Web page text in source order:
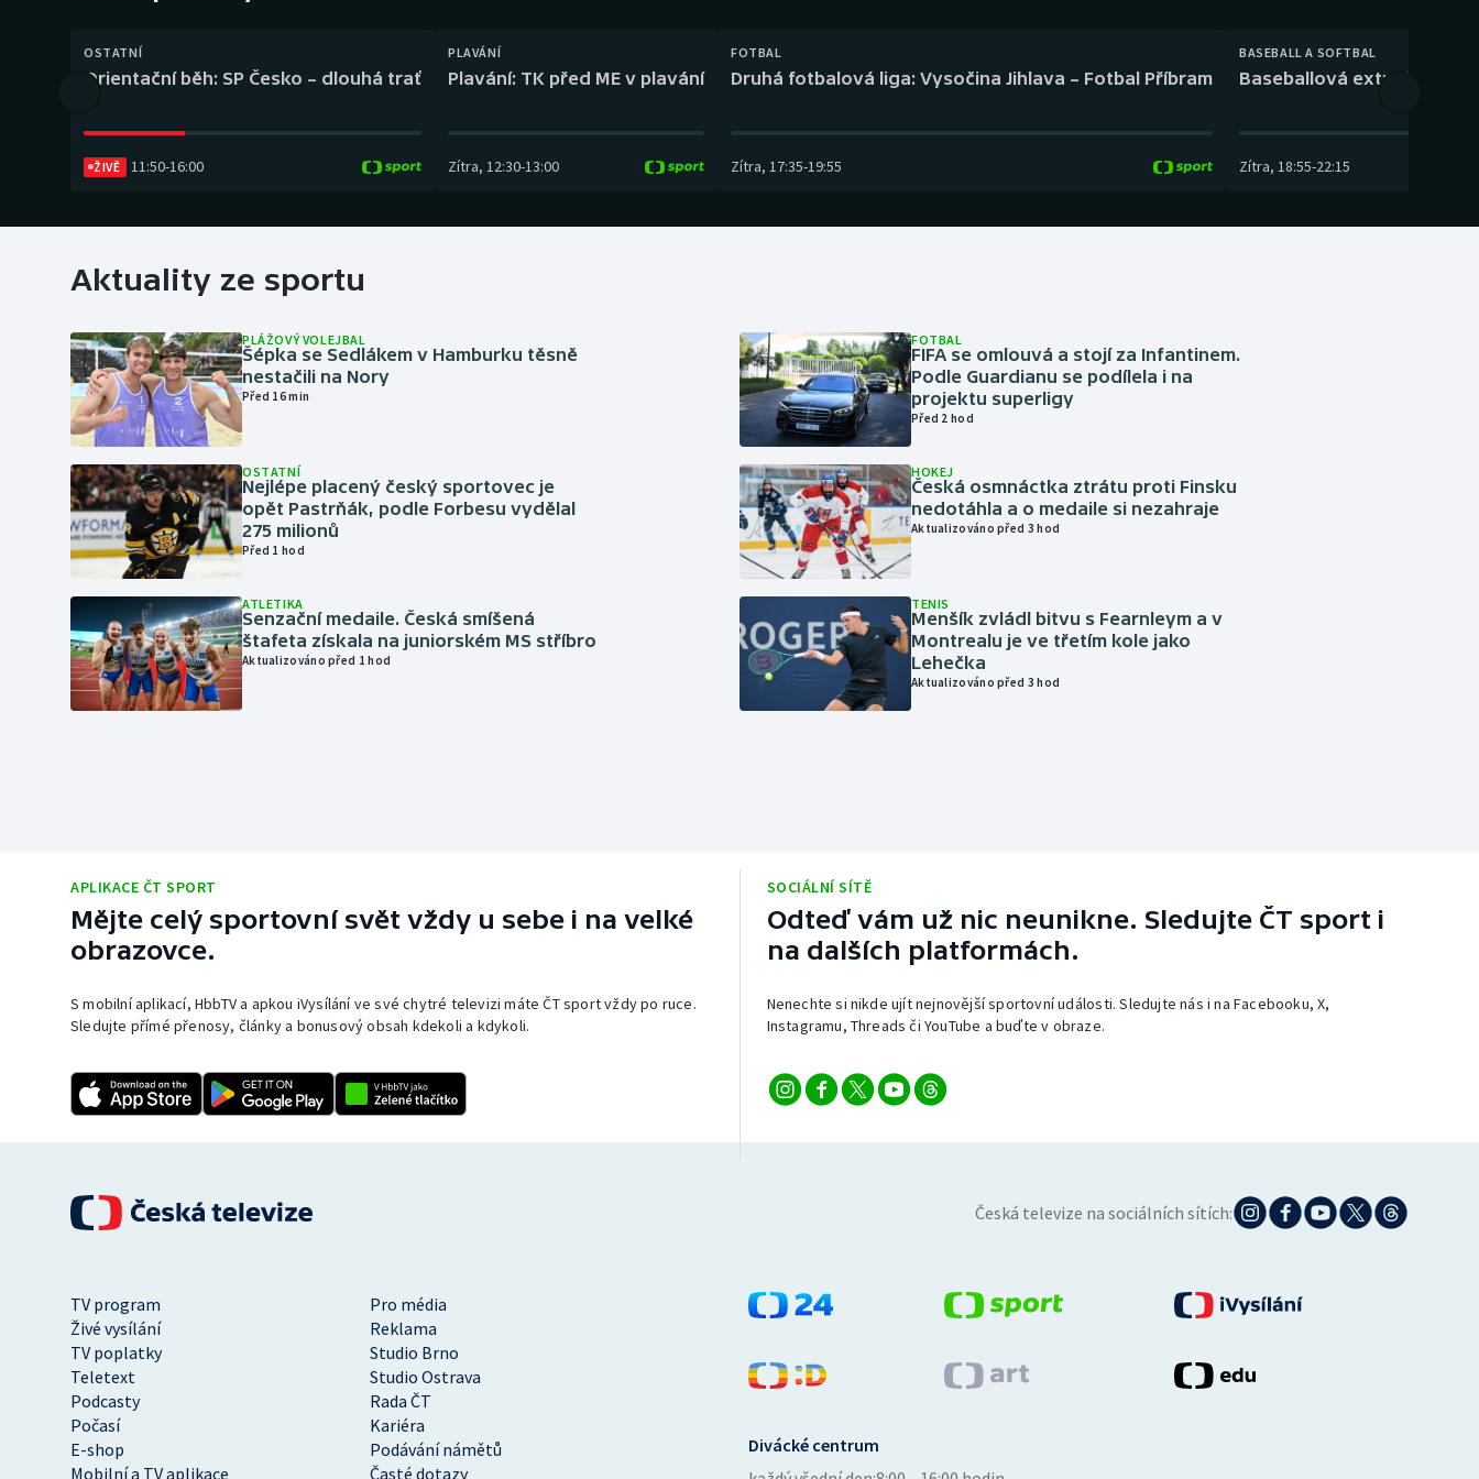
Futsal
Gymnastika
Parasport Volejbal
OSTATNÍ
Orientační běh: SP Česko – dlouhá trať
ŽIVĚ 11:50-16:00
PLAVÁNÍ
Plavání: TK před ME v plavání
Zítra, 12:30-13:00
FOTBAL
Druhá fotbalová liga: Vysočina Jihlava – Fotbal Příbram
Zítra, 17:35-19:55
BASEBALL A SOFTBAL
Baseballová extraliga:
Zítra, 18:55-22:15
Aktuality ze sportu
PLÁŽOVÝ VOLEJBAL
Šépka se Sedlákem v Hamburku těsně
nestačili na Nory
Před 16 min
OSTATNÍ
Nejlépe placený český sportovec je
opět Pastrňák, podle Forbesu vydělal
275 milionů
Před 1 hod
ATLETIKA
Senzační medaile. Česká smíšená
štafeta získala na juniorském MS stříbro
Aktualizováno před 1 hod
FOTBAL
FIFA se omlouvá a stojí za Infantinem.
Podle Guardianu se podílela i na
projektu superligy
Před 2 hod
HOKEJ
Česká osmnáctka ztrátu proti Finsku
nedotáhla a o medaile si nezahraje
Aktualizováno před 3 hod
TENIS
Menšík zvládl bitvu s Fearnleym a v
Montrealu je ve třetím kole jako
Lehečka
Aktualizováno před 3 hod
APLIKACE ČT SPORT
Mějte celý sportovní svět vždy u sebe i na velké
obrazovce.
S mobilní aplikací, HbbTV a apkou iVysílání ve své chytré televizi máte ČT sport vždy po ruce.
Sledujte přímé přenosy, články a bonusový obsah kdekoli a kdykoli.
SOCIÁLNÍ SÍTĚ
Odteď vám už nic neunikne. Sledujte ČT sport i
na dalších platformách.
Nenechte si nikde ujít nejnovější sportovní události. Sledujte nás i na Facebooku, X,
Instagramu, Threads či YouTube a buďte v obraze.
Česká televize na sociálních sítích:
TV program
Pro média
Živé vysílání
Reklama
TV poplatky
Studio Brno
Teletext
Studio Ostrava
Podcasty
Rada ČT
Počasí
Kariéra
E-shop
Podávání námětů
Mobilní a TV aplikace
Časté dotazy
Divácké centrum